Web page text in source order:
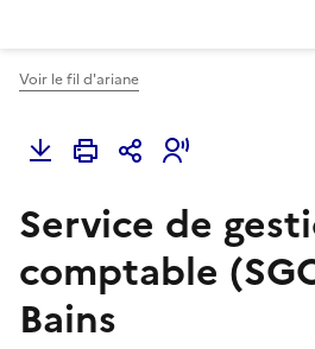
Voir le fil d'ariane
Service de
comptable
Bains